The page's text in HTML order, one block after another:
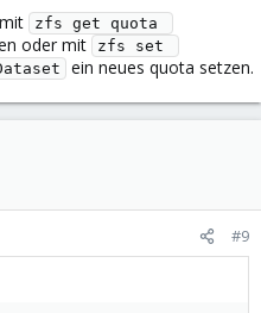
zfs get quota
oder mit
zfs set
ein neues quota setzen.
#9